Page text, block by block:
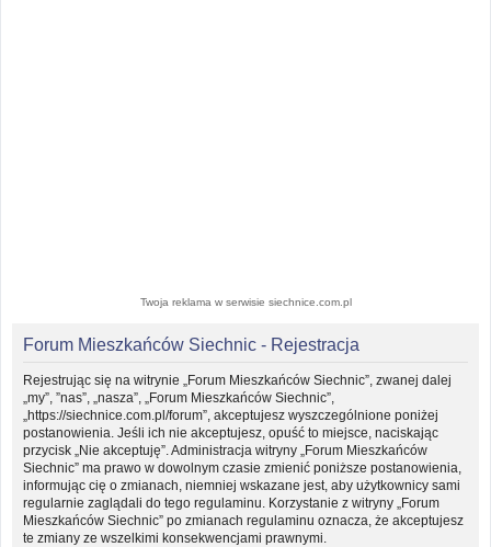
Twoja reklama w serwisie siechnice.com.pl
Forum Mieszkańców Siechnic - Rejestracja
Rejestrując się na witrynie „Forum Mieszkańców Siechnic”, zwanej dalej
„my”, ”nas”, „nasza”, „Forum Mieszkańców Siechnic”,
„https://siechnice.com.pl/forum”, akceptujesz wyszczególnione poniżej
postanowienia. Jeśli ich nie akceptujesz, opuść to miejsce, naciskając
przycisk „Nie akceptuję”. Administracja witryny „Forum Mieszkańców
Siechnic” ma prawo w dowolnym czasie zmienić poniższe postanowienia,
informując cię o zmianach, niemniej wskazane jest, aby użytkownicy sami
regularnie zaglądali do tego regulaminu. Korzystanie z witryny „Forum
Mieszkańców Siechnic” po zmianach regulaminu oznacza, że akceptujesz
te zmiany ze wszelkimi konsekwencjami prawnymi.